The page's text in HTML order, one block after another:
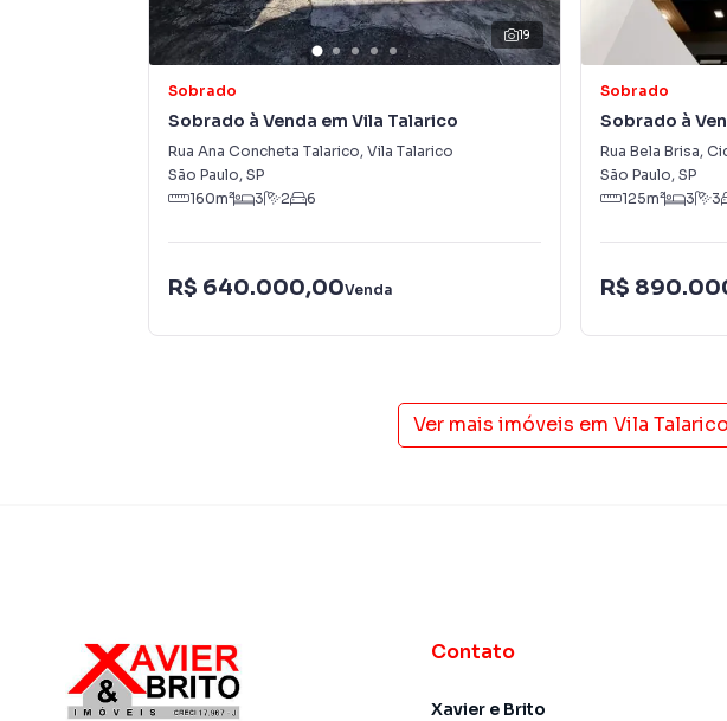
específicas para São Paulo, o que aumenta muito o número de
consequência uma maior chance de vender ou alugar seu imóvel
um time de programadores, corretores treinados e uma central de
atender proprietários e inquilinos.
19
Sobrado
Sobrado à Venda em Vila Talarico
Rua Ana Concheta Talarico, Vila Talarico
São Paulo, SP
160m² 3 2 6
R$ 640.000,00Venda
Sobrado
Sobrado à
Rua Bela Brisa,
São Paulo, SP
125m² 3 3
R$
Ver mais imóveis em Vila Talarico
Contato
Xavier e Brito